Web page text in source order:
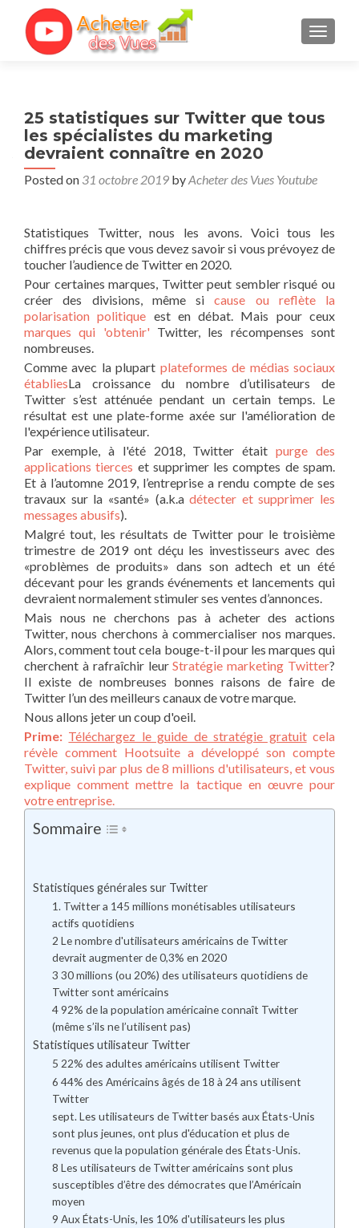
25 statistiques sur Twitter que tous
les spécialistes du marketing
devraient connaître en 2020
Posted on 31 octobre 2019 byAcheter des Vues Youtube
Statistiques Twitter, nous les avons. Voici tous les
chiffres précis que vous devez savoir si vous prévoyez de
toucher l’audience de Twitter en 2020.
Pour certaines marques, Twitter peut sembler risqué ou
créer des divisions, même sicause ou reflète la
polarisation politique est en débat. Mais pour ceux
marques qui 'obtenir'Twitter, les récompenses sont
nombreuses.
Comme avec la plupart plateformes de médias sociaux
établiesLa croissance du nombre d’utilisateurs de
Twitter s’est atténuée pendant un certain temps. Le
résultat est une plate-forme axée sur l'amélioration de
l'expérience utilisateur.
Par exemple, à l'été 2018, Twitter étaitpurge des
applications tierces et supprimer les comptes de spam.
Et à l’automne 2019, l’entreprise a rendu compte de ses
travaux sur la «santé» (a.k.adétecter et supprimer les
messages abusifs).
Malgré tout, les résultats de Twitter pour le troisième
trimestre de 2019 ont déçu les investisseurs avec des
«problèmes de produits» dans son adtech et un été
décevant pour les grands événements et lancements qui
devraient normalement stimuler ses ventes d’annonces.
Mais nous ne cherchons pas à acheter des actions
Twitter, nous cherchons à commercialiser nos marques.
Alors, comment tout cela bouge-t-il pour les marques qui
cherchent à rafraîchir leurStratégie marketing Twitter?
Il existe de nombreuses bonnes raisons de faire de
Twitter l’un des meilleurs canaux de votre marque.
Nous allons jeter un coup d'oeil.
Prime: Téléchargez le guide de stratégie gratuitcela
révèle comment Hootsuite a développé son compte
Twitter, suivi par plus de 8 millions d'utilisateurs, et vous
explique comment mettre la tactique en œuvre pour
votre entreprise.
Sommaire
Statistiques générales sur Twitter
1. Twitter a 145 millions monétisables utilisateurs
actifs quotidiens
2 Le nombre d'utilisateurs américains de Twitter
devrait augmenter de 0,3% en 2020
3 30 millions (ou 20%) des utilisateurs quotidiens de
Twitter sont américains
4 92% de la population américaine connaît Twitter
(même s’ils ne l’utilisent pas)
Statistiques utilisateur Twitter
5 22% des adultes américains utilisent Twitter
6 44% des Américains âgés de 18 à 24 ans utilisent
Twitter
sept. Les utilisateurs de Twitter basés aux États-Unis
sont plus jeunes, ont plus d'éducation et plus de
revenus que la population générale des États-Unis.
8 Les utilisateurs de Twitter américains sont plus
susceptibles d’être des démocrates que l’Américain
moyen
9 Aux États-Unis, les 10% d'utilisateurs les plus